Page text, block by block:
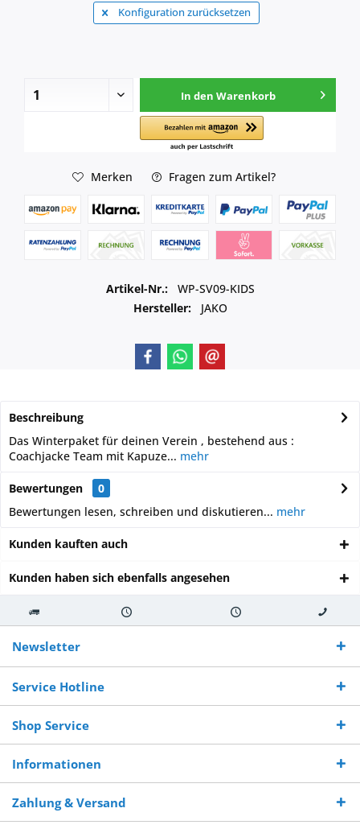
Konfiguration zurücksetzen
In den Warenkorb
Merken Fragen zum Artikel?
Artikel-Nr.:
WP-SV09-KIDS
Hersteller:
JAKO
Beschreibung
Das Winterpaket für deinen Verein , bestehend aus :
Coachjacke Team mit Kapuze... mehr
Bewertungen
0
Bewertungen lesen, schreiben und diskutieren... mehr
Kunden kauften auch
Kunden haben sich ebenfalls angesehen
Kostenloser
Versand ab €
250,-
Versand innerhalb von Versand von So erreichen
Sie uns 0160
970 511 90
Newsletter
Service Hotline
Shop Service
Informationen
Zahlung & Versand